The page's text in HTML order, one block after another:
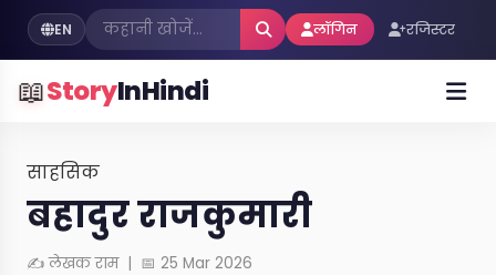
EN लॉगिन रजिस्टर
📖StoryInHindi
साहसिक
बहादुर राजकुमारी
✍ लेखक राम | 📅 25 Mar 2026